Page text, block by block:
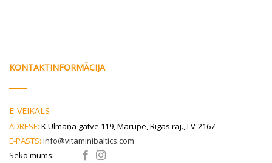
KONTAKTINFORMĀCIJA
E-VEIKALS
ADRESE: K.Ulmaņa gatve 119, Mārupe, Rīgas raj., LV-2167
E-PASTS: info@vitaminibaltics.com
Seko mums: